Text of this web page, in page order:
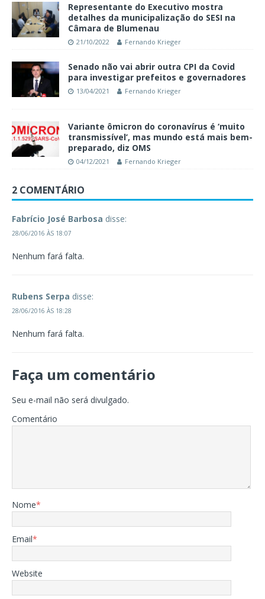
Representante do Executivo mostra
detalhes da municipalização do SESI na
Câmara de Blumenau
21/10/2022 Fernando Krieger
Senado não vai abrir outra CPI da Covid
para investigar prefeitos e governadores
13/04/2021 Fernando Krieger
Variante ômicron do coronavírus é ‘muito
transmissível’, mas mundo está mais bem-
preparado, diz OMS
04/12/2021 Fernando Krieger
2 COMENTÁRIO
Fabrício José Barbosa disse:
28/06/2016 ÀS 18:07
Nenhum fará falta.
Rubens Serpa disse:
28/06/2016 ÀS 18:28
Nenhum fará falta.
Faça um comentário
Seu e-mail não será divulgado.
Comentário
Nome*
Email*
Website